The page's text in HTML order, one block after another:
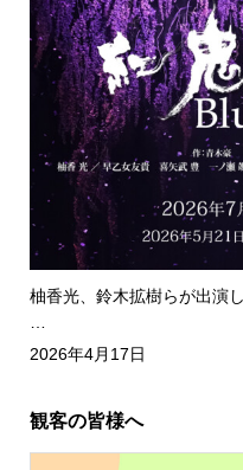
柚香光、鈴木拡樹らが出演
2026年4月17日
観客の皆様へ